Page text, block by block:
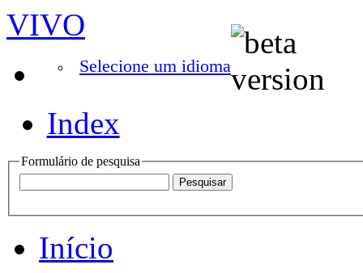
VIVO
Selecione um idioma
Index
Formulário de pesquisa
Início